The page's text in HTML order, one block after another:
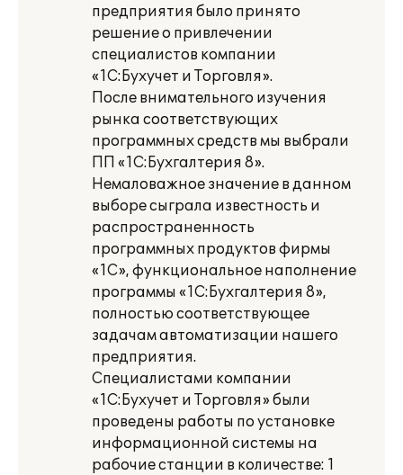
предприятия было принято
решение о привлечении
специалистов компании
«1С:Бухучет и Торговля».
После внимательного изучения
рынка соответствующих
программных средств мы выбрали
ПП «1С:Бухгалтерия 8».
Немаловажное значение в данном
выборе сыграла известность и
распространенность
программных продуктов фирмы
«1С», функциональное наполнение
программы «1С:Бухгалтерия 8»,
полностью соответствующее
задачам автоматизации нашего
предприятия.
Специалистами компании
«1С:Бухучет и Торговля» были
проведены работы по установке
информационной системы на
рабочие станции в количестве: 1